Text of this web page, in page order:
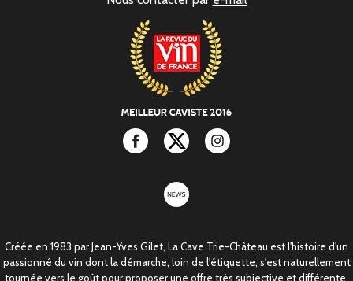
Facebook Twitter
Créée en 1983 par Jean-Yves Gilet, La Cave Trie-Château est l'histoire d'un
passionné du vin dont la démarche, loin de l'étiquette, s'est naturellement
tournée vers le goût pour proposer une offre très subjective et différente.